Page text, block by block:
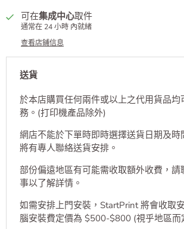
可在集成中心取件
通常在 24 小時 內就緒
查看店鋪信息
送貨
於本店購買任何兩件或以上之代用貨品均
務。(打印機產品除外)
網店不能於下單時即時選擇送貨日期及時
將有專人聯絡送貨安排。
部份偏遠地區有可能需收取額外收費，請
事以了解詳情。
如需安排上門安裝，StartPrint 將會收取
腦安裝費定價為 $500-$800 (視乎地區而